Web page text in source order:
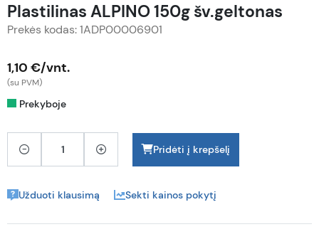
Plastilinas ALPINO 150g šv.geltonas
Prekės kodas: 1ADP00006901
1,10 €/vnt.
(su PVM)
Prekyboje
Pridėti į krepšelį
Užduoti klausimą Sekti kainos pokytį